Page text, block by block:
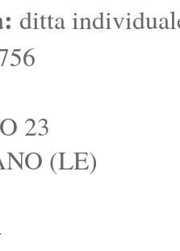
ditta
23
(LE)